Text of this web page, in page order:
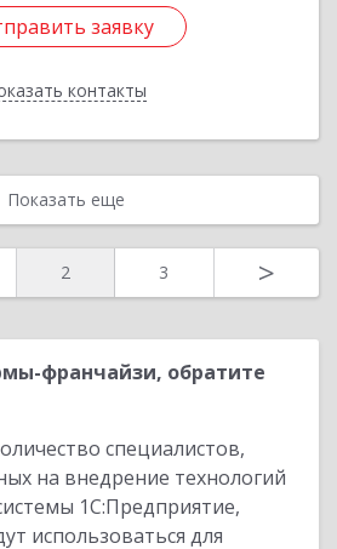
заявку
контакты
заявку
Назад
Показать еще
2 3 >
франчайзи, обратите
специалистов,
на внедрение технологий
1С:Предприятие,
использоваться для